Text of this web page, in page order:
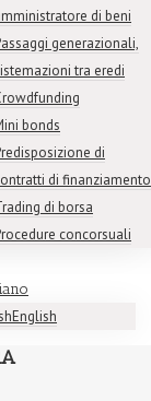
di beni
generazionali,
tra eredi
bonds
di
di finanziamento
di borsa
concorsuali
English